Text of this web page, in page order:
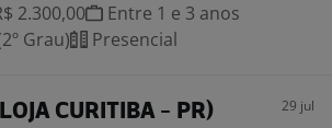
2.300,00
Entre 1 e 3 anos
Grau)
Presencial
CURITIBA - PR) 29 jul